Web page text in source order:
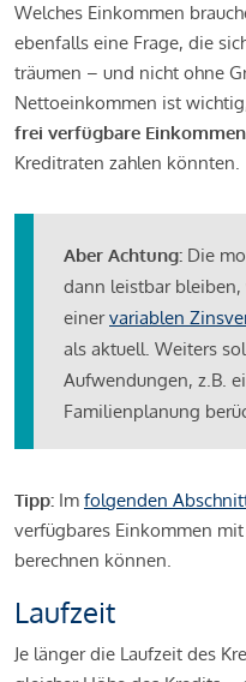
Welches Einkommen
ebenfalls eine Frage, die
träumen – und nicht ohne
Nettoeinkommen ist
frei verfügbare
Kreditraten zahlen könnten.
Aber Achtung: Die
dann leistbar
einervariablen
als aktuell. Weiters
Aufwendungen, z.B.
Familienplanung
Tipp: Im folgenden
verfügbares Einkommen
berechnen können.
Laufzeit
Je länger die Laufzeit des